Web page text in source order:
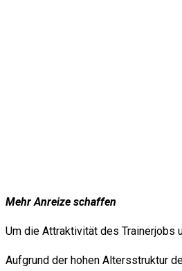
Mehr Anreize schaffen
Um die Attraktivität des Trainerjobs
Aufgrund der hohen Altersstruktur